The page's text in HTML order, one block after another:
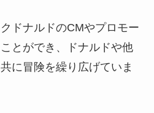
ドナルドのCMやプロモー
とができ、ドナルドや他
に冒険を繰り広げていま